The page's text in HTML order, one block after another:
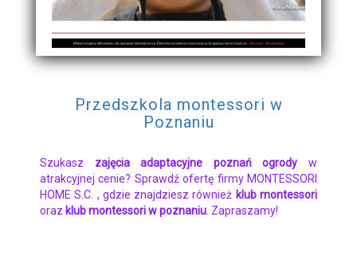
Przedszkola montessori w
Poznaniu
Szukasz zajęcia adaptacyjne poznań ogrody w
atrakcyjnej cenie? Sprawdź ofertę firmy MONTESSORI
HOME S.C. , gdzie znajdziesz również klub montessori
oraz klub montessori w poznaniu . Zapraszamy!